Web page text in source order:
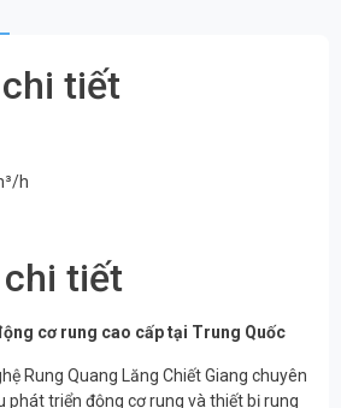
tiết
h
tiết
cơ rung cao cấp tại Trung Quốc
Rung Quang Lăng Chiết Giang chuyên
phát triển động cơ rung và thiết bị rung